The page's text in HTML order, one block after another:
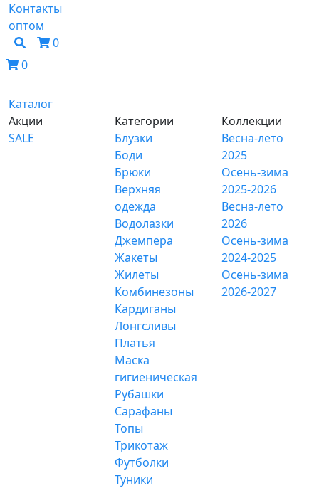
Контакты
оптом
0
0
Каталог
Акции
SALE
Категории
Блузки
Боди
Брюки
Верхняя
одежда
Водолазки
Джемпера
Жакеты
Жилеты
Комбинезоны
Кардиганы
Лонгсливы
Платья
Маска
гигиеническая
Рубашки
Сарафаны
Топы
Трикотаж
Футболки
Туники
Коллекции
Весна-лето
2025
Осень-зима
2025-2026
Весна-лето
2026
Осень-зима
2024-2025
Осень-зима
2026-2027